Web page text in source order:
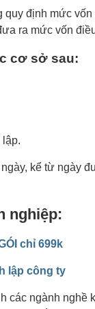
định mức
ra mức vốn
cơ sở sau:
lập.
kể từ ngày
nghiệp:
chỉ 699k
lập công ty
các ngành nghề